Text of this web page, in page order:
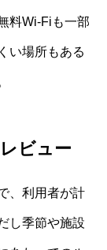
料Wi-Fiも一部
い場所もある
ビュー
、利用者が計
し季節や施設